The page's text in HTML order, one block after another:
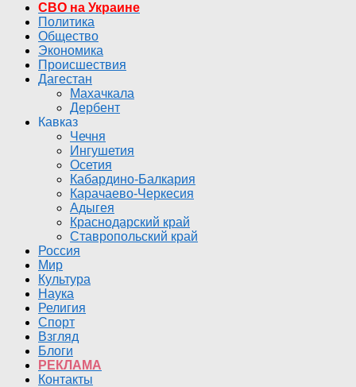
СВО на Украине
Политика
Общество
Экономика
Происшествия
Дагестан
Махачкала
Дербент
Кавказ
Чечня
Ингушетия
Осетия
Кабардино-Балкария
Карачаево-Черкесия
Адыгея
Краснодарский край
Ставропольский край
Россия
Мир
Культура
Наука
Религия
Спорт
Взгляд
Блоги
РЕКЛАМА
Контакты